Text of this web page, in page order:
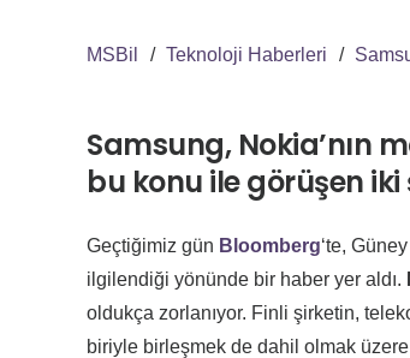
MSBil / Teknoloji Haberleri /
Samsung, Nokia’nın
bu konu ile görüşen iki
Geçtiğimiz gün Bloomberg‘te,
ilgilendiği yönünde bir haber yer aldı.
oldukça zorlanıyor. Finli şirketin,
biriyle birleşmek de dahil olmak